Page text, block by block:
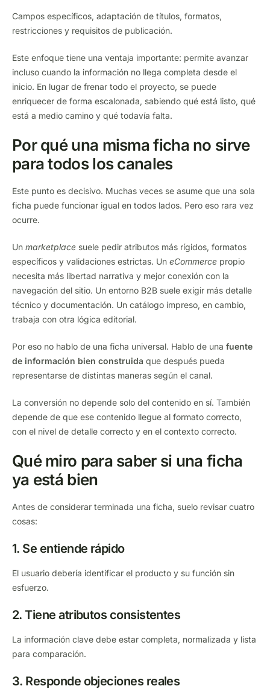
Campos específicos, adaptación de títulos, formatos,
restricciones y requisitos de publicación.
Este enfoque tiene una ventaja importante: permite avanzar
incluso cuando la información no llega completa desde el
inicio. En lugar de frenar todo el proyecto, se puede
enriquecer de forma escalonada, sabiendo qué está listo, qué
está a medio camino y qué todavía falta.
Por qué una misma ficha no sirve
para todos los canales
Este punto es decisivo. Muchas veces se asume que una sola
ficha puede funcionar igual en todos lados. Pero eso rara vez
ocurre.
Un marketplace suele pedir atributos más rígidos, formatos
específicos y validaciones estrictas. Un eCommerce propio
necesita más libertad narrativa y mejor conexión con la
navegación del sitio. Un entorno B2B suele exigir más detalle
técnico y documentación. Un catálogo impreso, en cambio,
trabaja con otra lógica editorial.
Por eso no hablo de una ficha universal. Hablo de una fuente
de información bien construida que después pueda
representarse de distintas maneras según el canal.
La conversión no depende solo del contenido en sí. También
depende de que ese contenido llegue al formato correcto,
con el nivel de detalle correcto y en el contexto correcto.
Qué miro para saber si una ficha
ya está bien
Antes de considerar terminada una ficha, suelo revisar cuatro
cosas:
1. Se entiende rápido
El usuario debería identificar el producto y su función sin
esfuerzo.
2. Tiene atributos consistentes
La información clave debe estar completa, normalizada y lista
para comparación.
3. Responde objeciones reales